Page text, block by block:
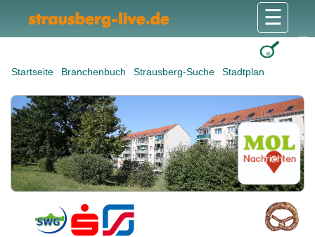
Startseite Branchenbuch Strausberg-Suche Stadtplan
☰